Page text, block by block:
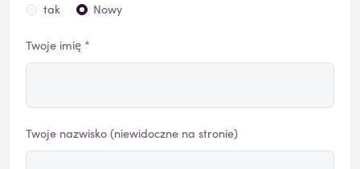
tak
Nowy
Twoje imię *
Twoje nazwisko (niewidoczne na stronie)